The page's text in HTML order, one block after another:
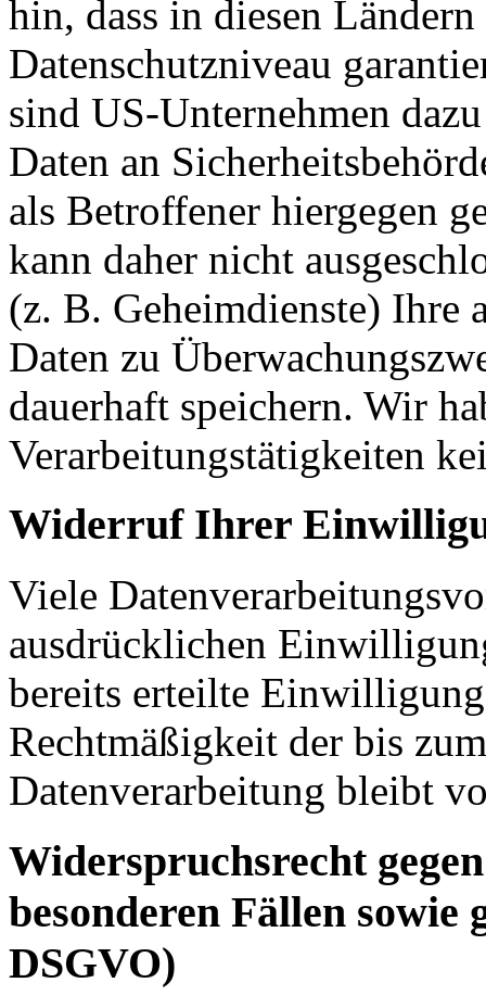
hin, dass in diesen
Datenschutzniveau
sind US-Unternehmen
Daten an
als Betroffener hiergegen
kann daher nicht
(z. B. Geheimdienste) Ihre
Daten zu
dauerhaft speichern. Wir
Verarbeitungstätigkeiten
Widerruf Ihrer
Viele
ausdrücklichen
bereits erteilte
Rechtmäßigkeit der bis
Datenverarbeitung bleibt
Widerspruchsrecht
besonderen Fällen
DSGVO)